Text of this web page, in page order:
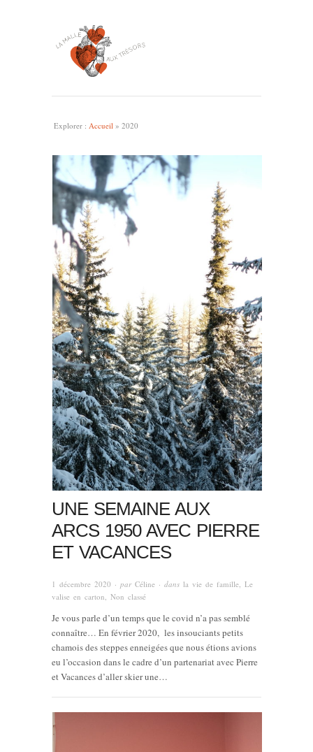
Explorer : Accueil » 2020
UNE SEMAINE AUX
ARCS 1950 AVEC PIERRE
ET VACANCES
1 décembre 2020 · par Céline · dans la vie de famille Le
valise en carton Non classé
Je vous parle d’un temps que le covid n’a pas semblé
connaître… En février 2020, les insouciants petits
chamois des steppes enneigées que nous étions avions
eu l’occasion dans le cadre d’un partenariat avec Pierre
et Vacances d’aller skier une…